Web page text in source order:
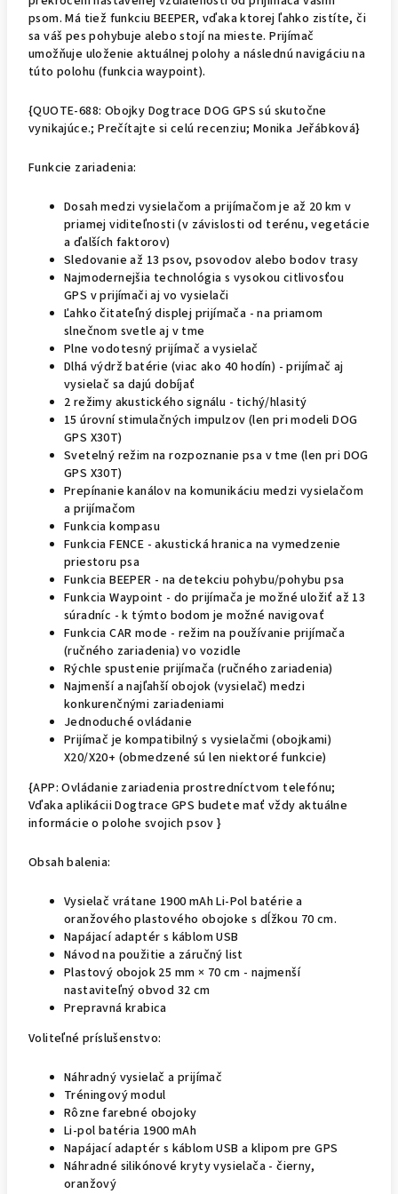
psom. Má tiež funkciu BEEPER, vďaka ktorej ľahko zistíte, či
sa váš pes pohybuje alebo stojí na mieste. Prijímač
umožňuje uloženie aktuálnej polohy a následnú navigáciu na
túto polohu (funkcia waypoint).
{QUOTE-688: Obojky Dogtrace DOG GPS sú skutočne
vynikajúce.; Prečítajte si celú recenziu; Monika Jeřábková}
Funkcie zariadenia:
Dosah medzi vysielačom a prijímačom je až 20 km v
priamej viditeľnosti (v závislosti od terénu, vegetácie
a ďalších faktorov)
Sledovanie až 13 psov, psovodov alebo bodov trasy
Najmodernejšia technológia s vysokou citlivosťou
GPS v prijímači aj vo vysielači
Ľahko čitateľný displej prijímača - na priamom
slnečnom svetle aj v tme
Plne vodotesný prijímač a vysielač
Dlhá výdrž batérie (viac ako 40 hodín) - prijímač aj
vysielač sa dajú dobíjať
2 režimy akustického signálu - tichý/hlasitý
15 úrovní stimulačných impulzov (len pri modeli DOG
GPS X30T)
Svetelný režim na rozpoznanie psa v tme (len pri DOG
GPS X30T)
Prepínanie kanálov na komunikáciu medzi vysielačom
a prijímačom
Funkcia kompasu
Funkcia FENCE - akustická hranica na vymedzenie
priestoru psa
Funkcia BEEPER - na detekciu pohybu/pohybu psa
Funkcia Waypoint - do prijímača je možné uložiť až 13
súradníc - k týmto bodom je možné navigovať
Funkcia CAR mode - režim na používanie prijímača
(ručného zariadenia) vo vozidle
Rýchle spustenie prijímača (ručného zariadenia)
Najmenší a najľahší obojok (vysielač) medzi
konkurenčnými zariadeniami
Jednoduché ovládanie
Prijímač je kompatibilný s vysielačmi (obojkami)
X20/X20+ (obmedzené sú len niektoré funkcie)
{APP: Ovládanie zariadenia prostredníctvom telefónu;
Vďaka aplikácii Dogtrace GPS budete mať vždy aktuálne
informácie o polohe svojich psov }
Obsah balenia:
Vysielač vrátane 1900 mAh Li-Pol batérie a
oranžového plastového obojoke s dĺžkou 70 cm.
Napájací adaptér s káblom USB
Návod na použitie a záručný list
Plastový obojok 25 mm × 70 cm - najmenší
nastaviteľný obvod 32 cm
Prepravná krabica
Voliteľné príslušenstvo:
Náhradný vysielač a prijímač
Tréningový modul
Rôzne farebné obojoky
Li-pol batéria 1900 mAh
Napájací adaptér s káblom USB a klipom pre GPS
Náhradné silikónové kryty vysielača - čierny,
oranžový